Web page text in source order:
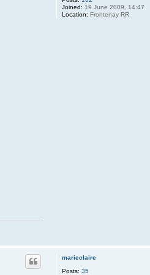
Joined: 19 June 2009, 14:47
Location: Frontenay RR
marieclaire
Posts: 35